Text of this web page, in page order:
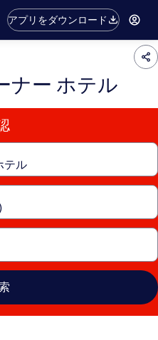
アプリをダウンロード
ナー ホテル